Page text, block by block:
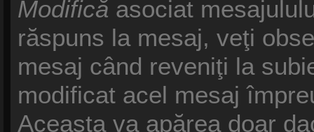
Modifică asociat
răspuns la mesaj, veţi
mesaj când reveniţi la
modificat acel mesaj
Aceasta va apărea doar